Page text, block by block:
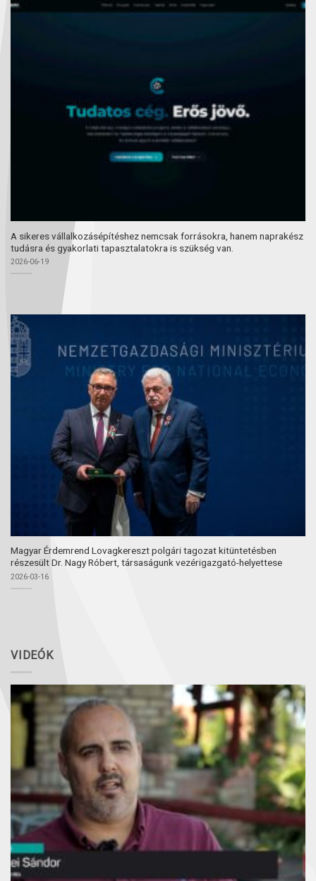
A sikeres vállalkozásépítéshez nemcsak forrásokra, hanem naprakész
tudásra és gyakorlati tapasztalatokra is szükség van.
2026-06-19
Magyar Érdemrend Lovagkereszt polgári tagozat kitüntetésben
részesült Dr. Nagy Róbert, társaságunk vezérigazgató-helyettese
2026-03-16
VIDEÓK